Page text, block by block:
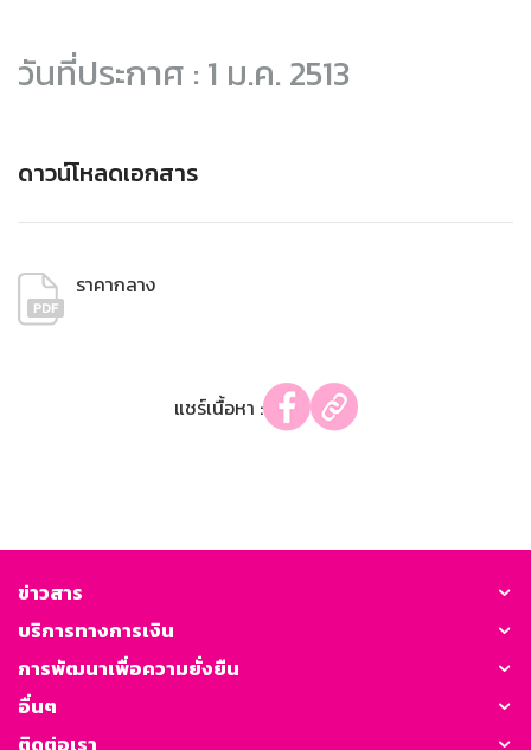
วันที่ประกาศ : 1 ม.ค. 2513
ดาวน์โหลดเอกสาร
ราคากลาง
แชร์เนื้อหา :
ข่าวสาร
บริการทางการเงิน
การพัฒนาเพื่อความยั่งยืน
อื่นๆ